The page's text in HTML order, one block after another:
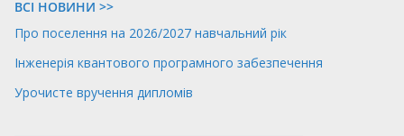
ВСІ НОВИНИ >>
Про поселення на 2026/2027 навчальний рік
Інженерія квантового програмного забезпечення
Урочисте вручення дипломів